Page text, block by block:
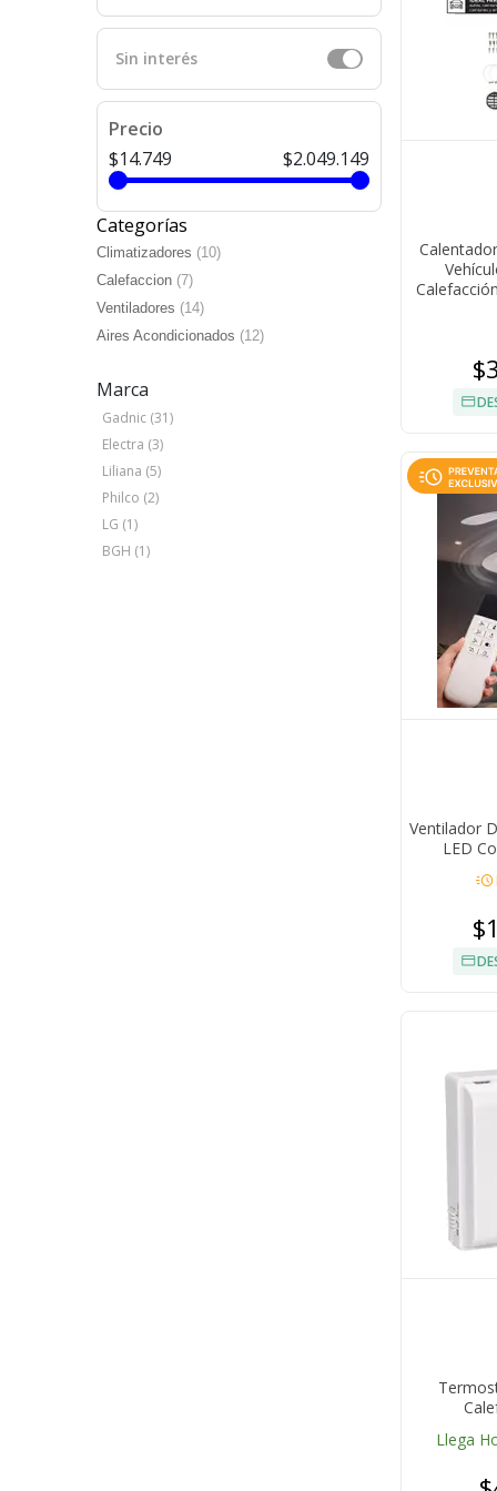
Sin interés
Precio
$14.749
$2.049.149
Categorías
Climatizadores (10)
Calefaccion (7)
Ventiladores (14)
Aires Acondicionados (12)
Marca
Gadnic (31)
Electra (3)
Liliana (5)
Philco (2)
LG (1)
BGH (1)
Ventilador
LED
acute
Llega